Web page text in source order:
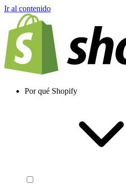
Ir al contenido
Por qué Shopify